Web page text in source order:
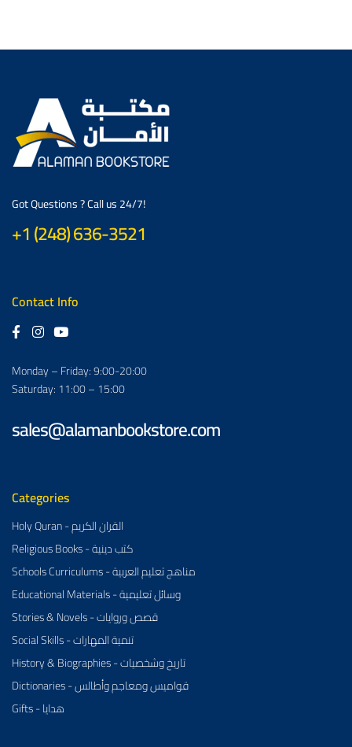
Got Questions ? Call us 24/7!
+1 (248) 636-3521
Contact Info
Monday – Friday: 9:00-20:00
Saturday: 11:00 – 15:00
sales@alamanbookstore.com
Categories
Holy Quran - القران الكريم
Religious Books - كتب دينية
Schools Curriculums - مناهج تعليم العربية
Educational Materials - وسائل تعليمية
Stories & Novels - قصص وروايات
Social Skills - تنمية المهارات
History & Biographies - تاريخ وشخصيات
Dictionaries - قواميس ومعاجم وأطالس
Gifts - هدايا